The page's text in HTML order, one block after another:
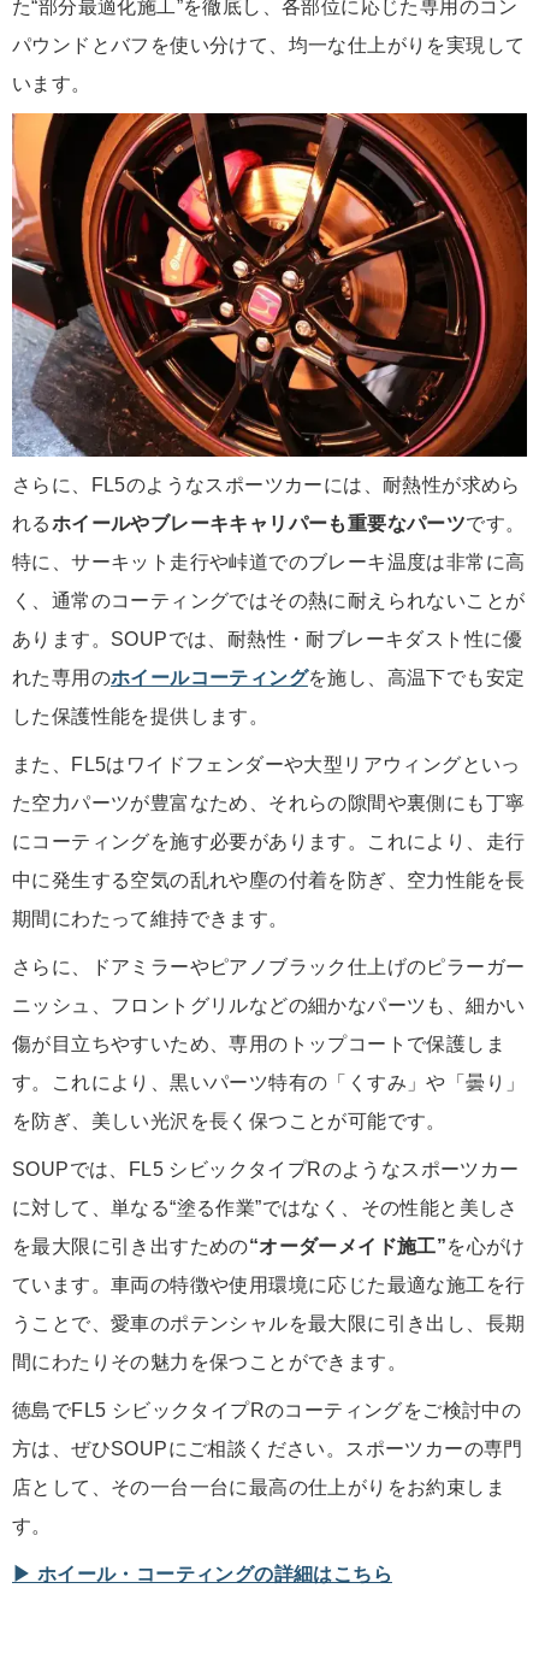
た“部分最適化施工”を徹底し、各部位に応じた専用のコン
パウンドとバフを使い分けて、均一な仕上がりを実現して
います。
さらに、FL5のようなスポーツカーには、耐熱性が求めら
れるホイールやブレーキキャリパーも重要なパーツです。
特に、サーキット走行や峠道でのブレーキ温度は非常に高
く、通常のコーティングではその熱に耐えられないことが
あります。SOUPでは、耐熱性・耐ブレーキダスト性に優
れた専用のホイールコーティングを施し、高温下でも安定
した保護性能を提供します。
また、FL5はワイドフェンダーや大型リアウィングといっ
た空力パーツが豊富なため、それらの隙間や裏側にも丁寧
にコーティングを施す必要があります。これにより、走行
中に発生する空気の乱れや塵の付着を防ぎ、空力性能を長
期間にわたって維持できます。
さらに、ドアミラーやピアノブラック仕上げのピラーガー
ニッシュ、フロントグリルなどの細かなパーツも、細かい
傷が目立ちやすいため、専用のトップコートで保護しま
す。これにより、黒いパーツ特有の「くすみ」や「曇り」
を防ぎ、美しい光沢を長く保つことが可能です。
SOUPでは、FL5 シビックタイプRのようなスポーツカー
に対して、単なる“塗る作業”ではなく、その性能と美しさ
を最大限に引き出すための“オーダーメイド施工”を心がけ
ています。車両の特徴や使用環境に応じた最適な施工を行
うことで、愛車のポテンシャルを最大限に引き出し、長期
間にわたりその魅力を保つことができます。
徳島でFL5 シビックタイプRのコーティングをご検討中の
方は、ぜひSOUPにご相談ください。スポーツカーの専門
店として、その一台一台に最高の仕上がりをお約束しま
す。
▶︎ ホイール・コーティングの詳細はこちら